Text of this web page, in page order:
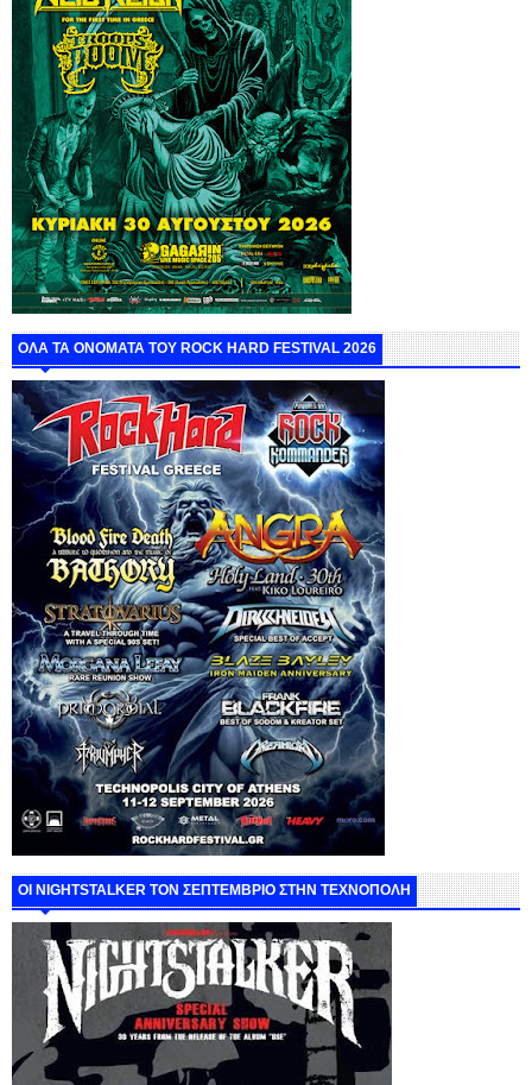
ΟΛΑ ΤΑ ΟΝΟΜΑΤΑ ΤΟΥ ROCK HARD FESTIVAL 2026
ΟΙ NIGHTSTALKER ΤΟΝ ΣΕΠΤΕΜΒΡΙΟ ΣΤΗΝ ΤΕΧΝΟΠΟΛΗ